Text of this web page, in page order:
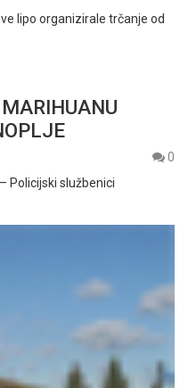
lipo organizirale trčanje od
0
Policijski službenici